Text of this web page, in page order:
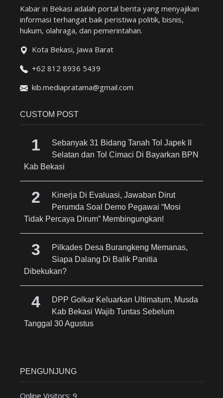
Kabar in Bekasi adalah portal berita yang menyajikan
informasi terhangat baik peristiwa politik, bisnis,
hukum, olahraga, dan pemerintahan.
Kota Bekasi, Jawa Barat
+62 812 8936 5439
kib.mediapratama@gmail.com
CUSTOM POST
Sebanyak 31 Bidang Tanah Tol Japek II
Selatan dan Tol Cimaci Di Bayarkan BPN
Kab Bekasi
Kinerja Di Evaluasi, Jawaban Dirut
Perumda Soal Demo Pegawai “Mosi
Tidak Percaya Dirum” Membingungkan!
Pilkades Desa Burangkeng Memanas,
Siapa Dalang Di Balik Panitia
Dibekukan?
DPP Golkar Keluarkan Ultimatum, Musda
Kab Bekasi Wajib Tuntas Sebelum
Tanggal 30 Agustus
PENGUNJUNG
Online Visitors: 9